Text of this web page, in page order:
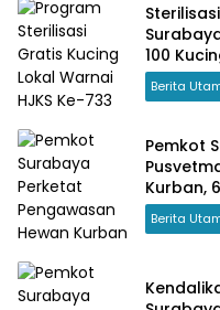
100
Berita
Pemkot
Kurban,
Berita